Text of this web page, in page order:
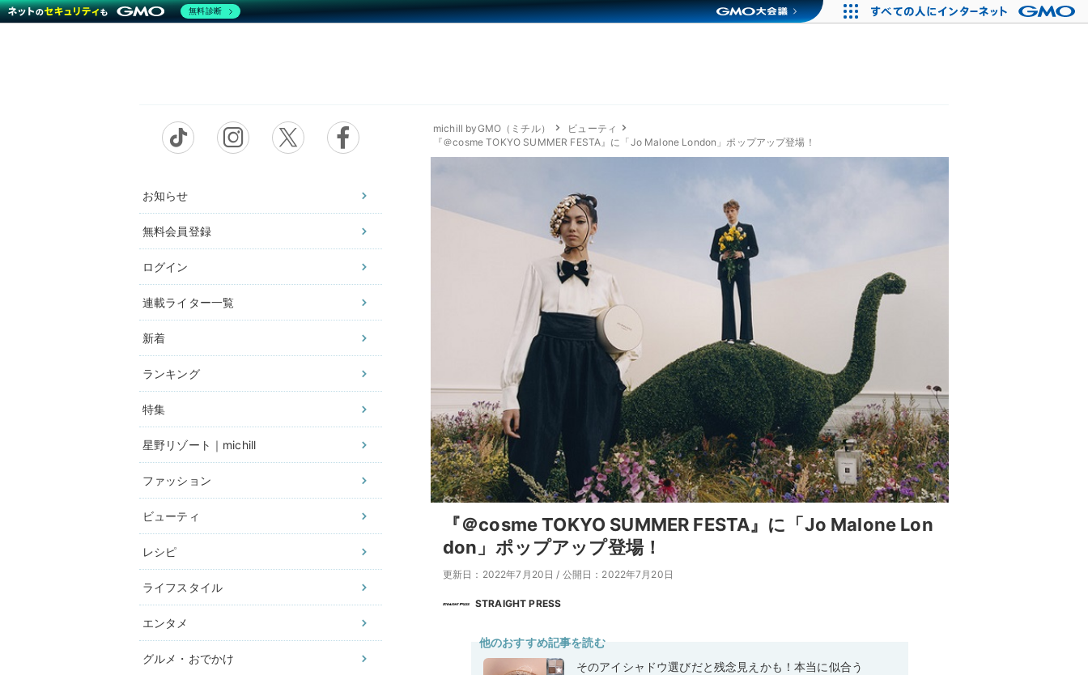
お知らせ
無料会員登録
ログイン
連載ライター一覧
新着
ランキング
特集
星野リゾート｜michill
ファッション
ビューティ
レシピ
ライフスタイル
エンタメ
グルメ・おでかけ
michill byGMO（ミチル）
ビューティ
『＠cosme TOKYO SUMMER FESTA』に「Jo Malone London」ポップアップ登場！
『＠cosme TOKYO SUMMER FESTA』に「Jo Malone Lon
don」ポップアップ登場！
更新日：2022年7月20日 / 公開日：2022年7月20日
STRAIGHT PRESS
他のおすすめ記事を読む
そのアイシャドウ選びだと残念見えかも！本当に似合う
無料診断